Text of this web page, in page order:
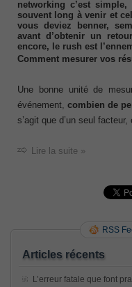
networking c’est
souvent long à venir et
vous deviez benner,
avant d’obtenir un
encore, le rush est
Comment mesurer vos
Une bonne unité de
événement, combien de
s’agit que d’un seul
Lire la suite »
RSS
Articles récents
L’erreur fatale que font